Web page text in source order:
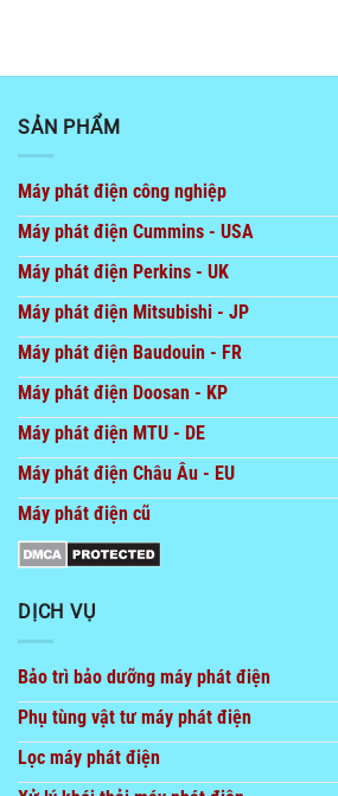
SẢN PHẨM
Máy phát điện công nghiệp
Máy phát điện Cummins - USA
Máy phát điện Perkins - UK
Máy phát điện Mitsubishi - JP
Máy phát điện Baudouin - FR
Máy phát điện Doosan - KP
Máy phát điện MTU - DE
Máy phát điện Châu Âu - EU
Máy phát điện cũ
DỊCH VỤ
Bảo trì bảo dưỡng máy phát điện
Phụ tùng vật tư máy phát điện
Lọc máy phát điện